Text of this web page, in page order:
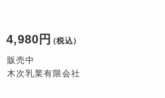
4,980円 （税込）
販売中
木次乳業有限会社